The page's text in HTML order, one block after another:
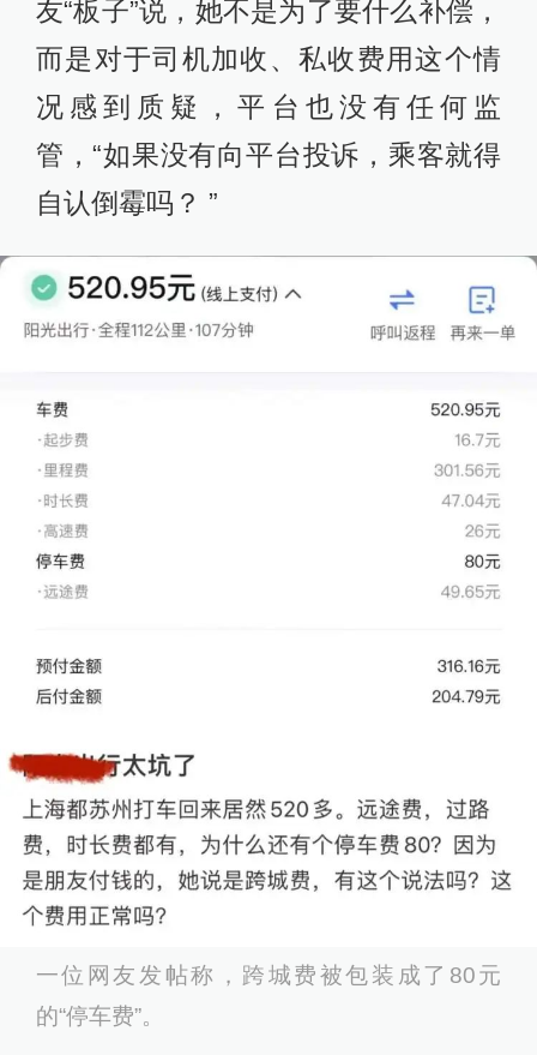
友“板子”说，她不是为了要什么补偿，
而是对于司机加收、私收费用这个情
况感到质疑，平台也没有任何监
管，“如果没有向平台投诉，乘客就得
自认倒霉吗？ ”
一位网友发帖称，跨城费被包装成了80元
的“停车费”。